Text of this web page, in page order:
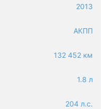
2013
АКПП
132 452 км
1.8 л
204 л.с.